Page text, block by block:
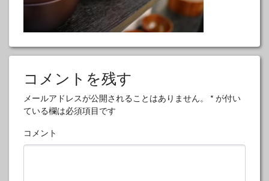
コメントを残す
メールアドレスが公開されることはありません。 * が付い
ている欄は必須項目です
コメント